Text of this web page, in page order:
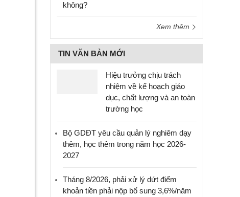
không?
Xem thêm
TIN VĂN BẢN MỚI
Hiệu trưởng chịu trách
nhiệm về kế hoạch giáo
dục, chất lượng và an toàn
trường học
Bộ GDĐT yêu cầu quản lý nghiêm dạy
thêm, học thêm trong năm học 2026-
2027
Tháng 8/2026, phải xử lý dứt điểm
khoản tiền phải nộp bổ sung 3,6%/năm